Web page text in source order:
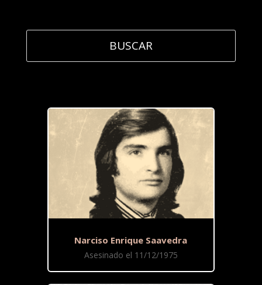
Narciso Enrique Saavedra
Asesinado el 11/12/1975